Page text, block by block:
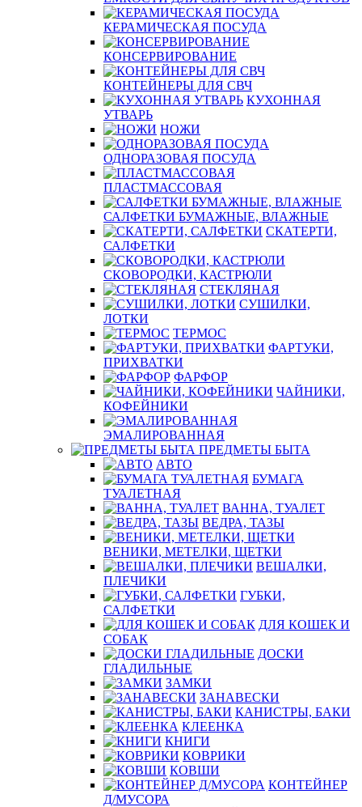
КЕРАМИЧЕСКАЯ ПОСУДА
КОНСЕРВИРОВАНИЕ
КОНТЕЙНЕРЫ ДЛЯ СВЧ
КУХОННАЯ
УТВАРЬ
НОЖИ
ОДНОРАЗОВАЯ ПОСУДА
ПЛАСТМАССОВАЯ
САЛФЕТКИ БУМАЖНЫЕ, ВЛАЖНЫЕ
СКАТЕРТИ,
САЛФЕТКИ
СКОВОРОДКИ, КАСТРЮЛИ
СТЕКЛЯНАЯ
СУШИЛКИ,
ЛОТКИ
ТЕРМОС
ФАРТУКИ,
ПРИХВАТКИ
ФАРФОР
ЧАЙНИКИ,
КОФЕЙНИКИ
ЭМАЛИРОВАННАЯ
ПРЕДМЕТЫ БЫТА
АВТО
БУМАГА
ТУАЛЕТНАЯ
ВАННА, ТУАЛЕТ
ВЕДРА, ТАЗЫ
ВЕНИКИ, МЕТЕЛКИ, ЩЕТКИ
ВЕШАЛКИ,
ПЛЕЧИКИ
ГУБКИ,
САЛФЕТКИ
ДЛЯ КОШЕК И
СОБАК
ДОСКИ
ГЛАДИЛЬНЫЕ
ЗАМКИ
ЗАНАВЕСКИ
КАНИСТРЫ, БАКИ
КЛЕЕНКА
КНИГИ
КОВРИКИ
КОВШИ
КОНТЕЙНЕР
Д/МУСОРА